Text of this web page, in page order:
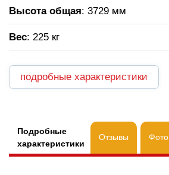
Высота общая: 3729 мм
Вес: 225 кг
подробные характеристики
Подробные
характеристики
Отзывы Фото